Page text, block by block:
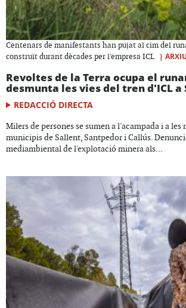
Centenars de manifestants han pujat al cim del
construït durant dècades per l'empresa ICL
| ARXIU
Revoltes de la Terra ocupa el
desmunta les vies del tren d'ICL a
REDACCIÓ DIRECTA
Milers de persones se sumen a l'acampada i a
municipis de Sallent, Santpedor i Callús.
mediambiental de l'explotació minera als...